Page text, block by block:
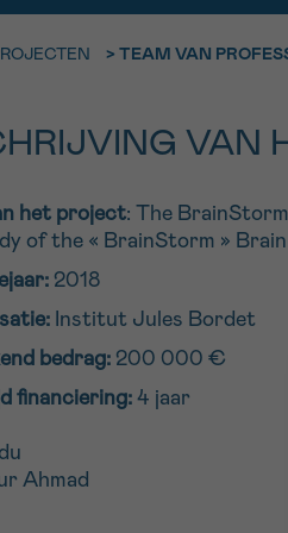
> TEAM VAN
VAN
het project: The
of the « BrainStorm »
2018
Institut Jules Bordet
bedrag: 200 000 €
financiering: 4 jaar
Bel ons
EMAIL
Ik aanvaard de
*VERPLICHT VELD